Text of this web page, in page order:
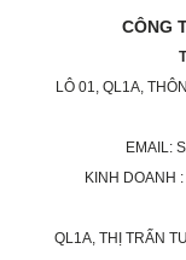
CÔNG
LÔ 01, QL1A,
EMAIL:
KINH DOANH
QL1A, THỊ TRẤN